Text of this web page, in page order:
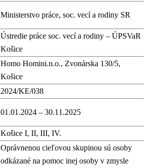
Ministerstvo práce, soc. vecí a rodiny SR
Ústredie práce soc. vecí a rodiny – ÚPSVaR
Košice
Homo Homini.n.o., Zvonárska 130/5,
Košice
2024/KE/038
01.01.2024 – 30.11.2025
Košice I, II, III, IV.
Oprávnenou cieľovou skupinou sú osoby
odkázané na pomoc inej osoby v zmysle